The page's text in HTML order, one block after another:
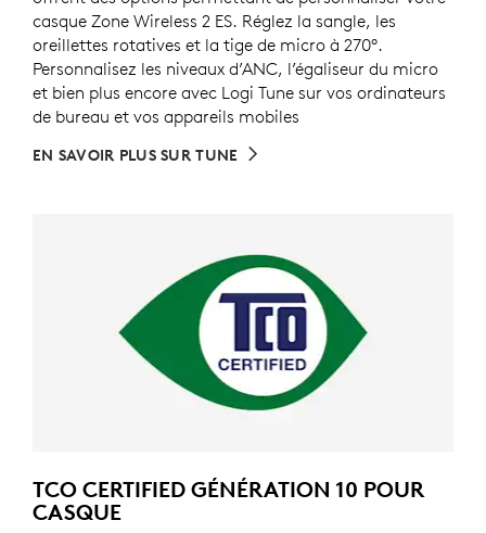
casque Zone Wireless 2 ES. Réglez la sangle, les
oreillettes rotatives et la tige de micro à 270°.
Personnalisez les niveaux d’ANC, l’égaliseur du micro
et bien plus encore avec Logi Tune sur vos ordinateurs
de bureau et vos appareils mobiles
EN SAVOIR PLUS SUR TUNE
TCO CERTIFIED GÉNÉRATION 10 POUR
CASQUE